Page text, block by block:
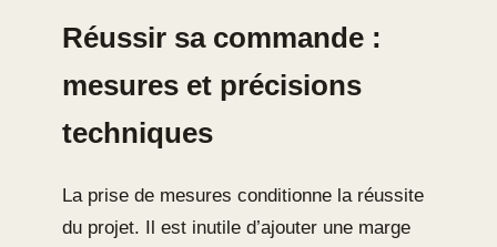
Réussir sa commande :
mesures et précisions
techniques
La prise de mesures conditionne la réussite
du projet. Il est inutile d’ajouter une marge